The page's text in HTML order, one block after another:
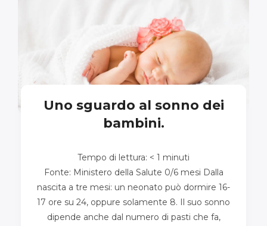
Uno sguardo al sonno dei
bambini.
Tempo di lettura: < 1 minuti
Fonte: Ministero della Salute 0/6 mesi Dalla
nascita a tre mesi: un neonato può dormire 16-
17 ore su 24, oppure solamente 8. Il suo sonno
dipende anche dal numero di pasti che fa,